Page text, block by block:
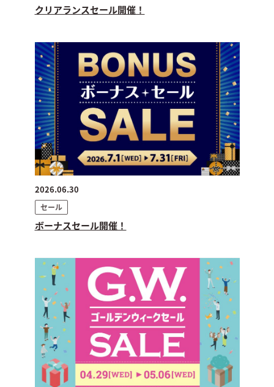
クリアランスセール開催！
2026.06.30
セール
ボーナスセール開催！